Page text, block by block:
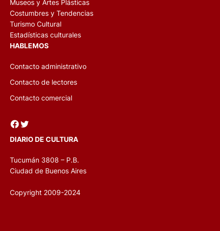
Museos y Artes Plásticas
Costumbres y Tendencias
Turismo Cultural
Estadísticas culturales
HABLEMOS
Contacto administrativo
Contacto de lectores
Contacto comercial
Facebook Twitter
DIARIO DE CULTURA
Tucumán 3808 – P.B.
Ciudad de Buenos Aires
Copyright 2009-2024